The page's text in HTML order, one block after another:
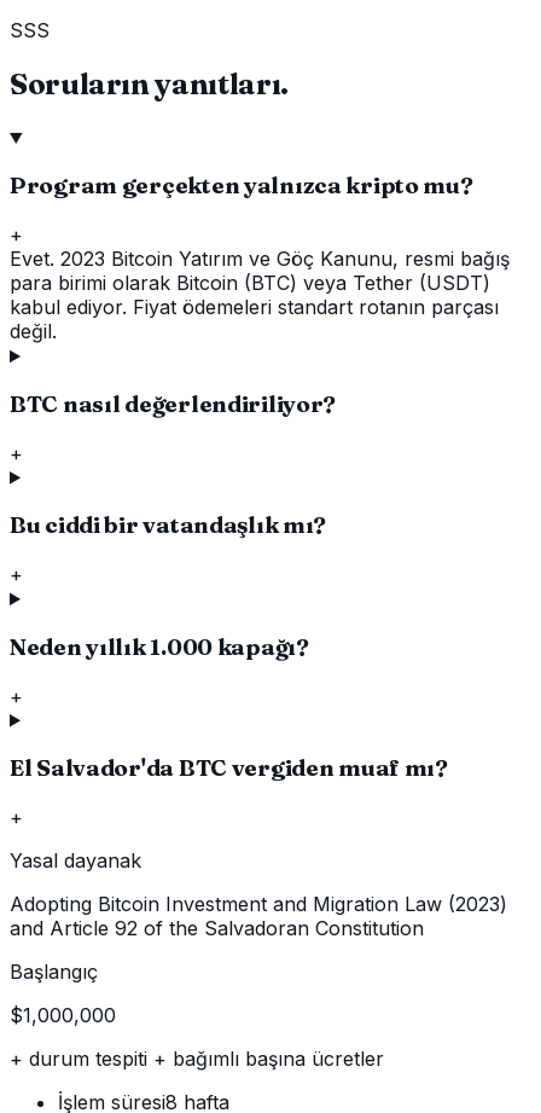
SSS
Soruların yanıtları.
Program gerçekten yalnızca kripto mu?
+
Evet. 2023 Bitcoin Yatırım ve Göç Kanunu, resmi bağış
para birimi olarak Bitcoin (BTC) veya Tether (USDT)
kabul ediyor. Fiyat ödemeleri standart rotanın parçası
değil.
BTC nasıl değerlendiriliyor?
+
Bu ciddi bir vatandaşlık mı?
+
Neden yıllık 1.000 kapağı?
+
El Salvador'da BTC vergiden muaf mı?
+
Yasal dayanak
Adopting Bitcoin Investment and Migration Law (2023)
and Article 92 of the Salvadoran Constitution
Başlangıç
$1,000,000
+ durum tespiti + bağımlı başına ücretler
İşlem süresi8 hafta